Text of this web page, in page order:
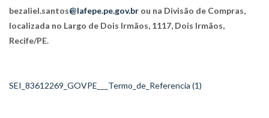
bezaliel.santos@lafepe.pe.gov.br ou na Divisão de Compras,
localizada no Largo de Dois Irmãos, 1117, Dois Irmãos,
Recife/PE.
SEI_83612269_GOVPE___Termo_de_Referencia (1)